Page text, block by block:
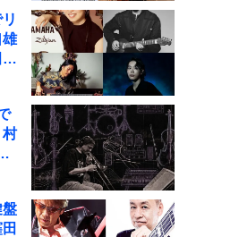
雄
村
盤